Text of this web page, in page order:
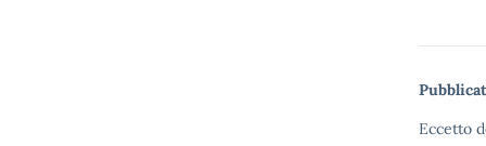
Eccetto